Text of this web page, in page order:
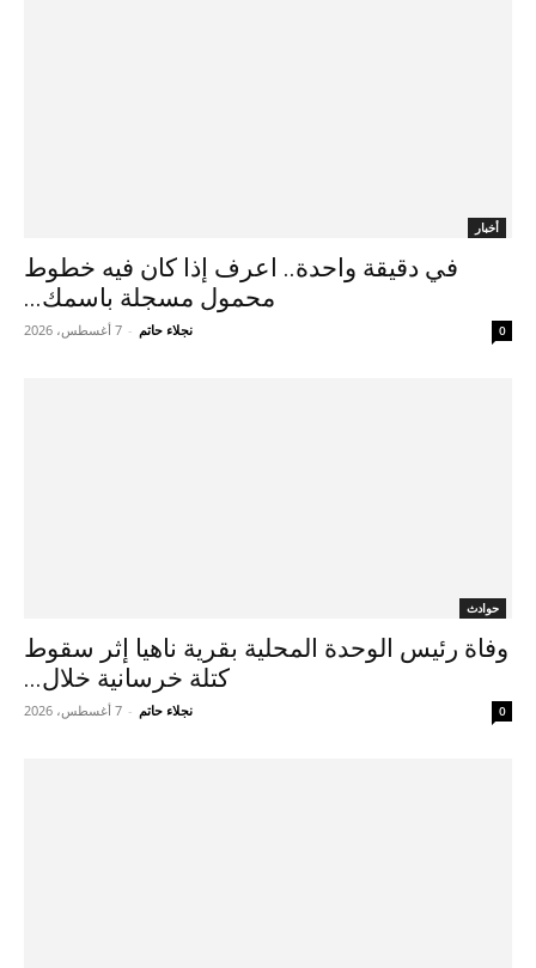
أخبار
في دقيقة واحدة.. اعرف إذا كان فيه خطوط
محمول مسجلة باسمك...
نجلاء حاتم - 7 أغسطس، 2026 0
حوادث
وفاة رئيس الوحدة المحلية بقرية ناهيا إثر سقوط
كتلة خرسانية خلال...
نجلاء حاتم - 7 أغسطس، 2026 0